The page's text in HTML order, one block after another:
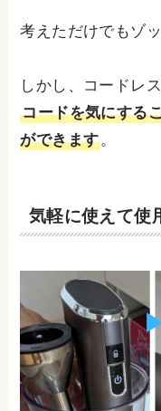
考えただけでもゾッ
しかし、コードレ
コードを気にする
ができます。
気軽に使えて使